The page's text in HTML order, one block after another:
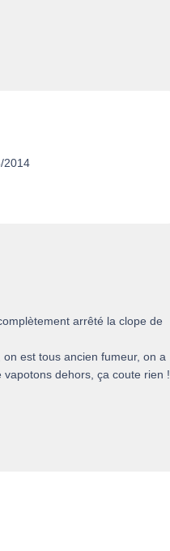
2014
arrêté la clope de
est tous ancien fumeur, on a
dehors, ça coute rien !